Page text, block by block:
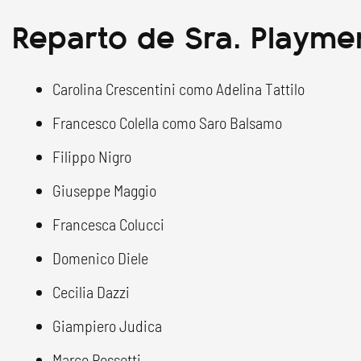
Reparto de Sra.
Carolina Crescentini como Adelina Tattilo
Francesco Colella como Saro Balsamo
Filippo Nigro
Giuseppe Maggio
Francesca Colucci
Domenico Diele
Cecilia Dazzi
Giampiero Judica